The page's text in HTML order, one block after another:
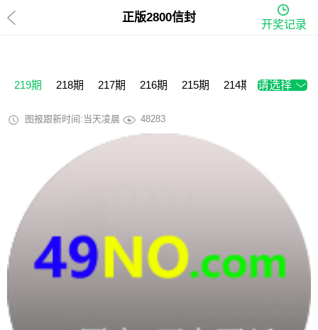
正版2800信封
开奖记录
219期 218期 217期 216期 215期 214期 213期
请选择
图报跟新时间:当天凌晨 48283